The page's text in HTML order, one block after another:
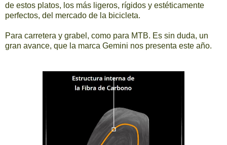
de estos platos, los más ligeros, rígidos y estéticamente
perfectos, del mercado de la bicicleta.
Para carretera y grabel, como para MTB. Es sin duda, un
gran avance, que la marca Gemini nos presenta este año.